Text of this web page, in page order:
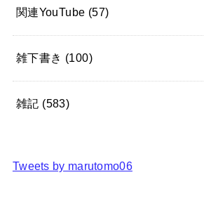
関連YouTube (57)
雑下書き (100)
雑記 (583)
Tweets by marutomo06